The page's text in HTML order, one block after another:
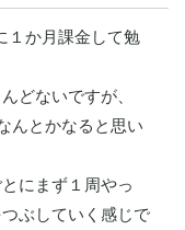
か月課金して勉
どないですが、
とかなると思い
にまず１周やっ
ぶしていく感じで